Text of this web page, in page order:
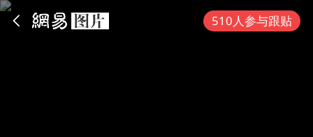
510人参与跟贴
App内打开